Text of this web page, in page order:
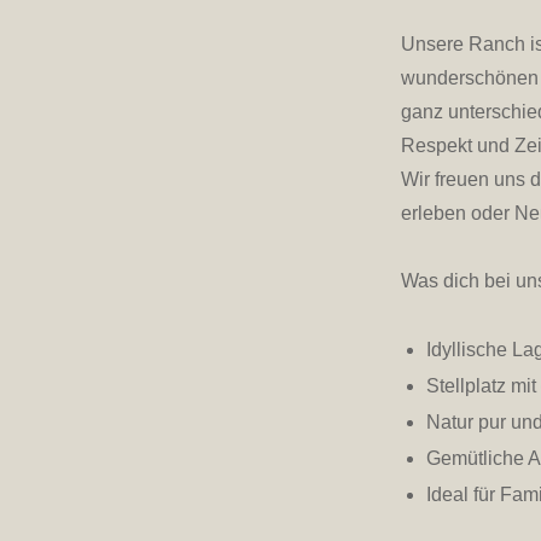
Unsere Ranch
ganz
Respekt und
Wir freuen uns
erleben oder
Was dich bei
Idyllische
Stellplatz
Natur pur
Gemütliche
Ideal für